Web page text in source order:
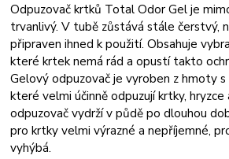
Odpuzovač krtků Total Odor Gel je
trvanlivý. V tubě zůstává stále čerstvý,
připraven ihned k použití. Obsahuje
které krtek nemá rád a opustí takto
Gelový odpuzovač je vyroben z hmoty
které velmi účinně odpuzují krtky,
odpuzovač vydrží v půdě po dlouhou
pro krtky velmi výrazné a nepříjemné,
vyhýbá.